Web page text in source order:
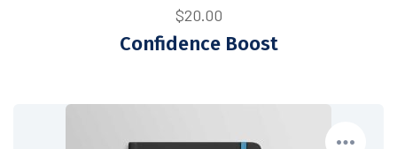
$20.00
Confidence Boost